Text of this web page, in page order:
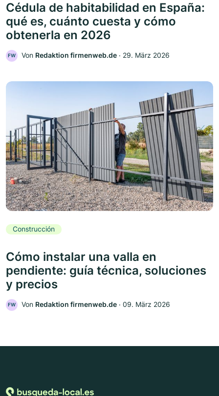
Cédula de habitabilidad en España:
qué es, cuánto cuesta y cómo
obtenerla en 2026
FW Von Redaktion firmenweb.de ‧ 29. März 2026
Construcción
Cómo instalar una valla en
pendiente: guía técnica, soluciones
y precios
FW Von Redaktion firmenweb.de ‧ 09. März 2026